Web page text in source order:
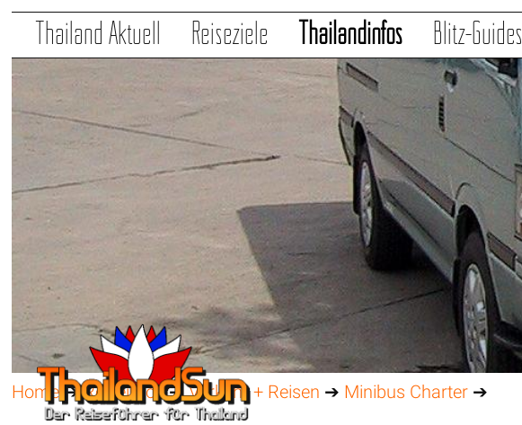
Thailand Aktuell Reiseziele Thailandinfos Blitz-Guides
Home➔Reiseinfos➔Verkehr + Reisen ➔ Minibus Charter ➔